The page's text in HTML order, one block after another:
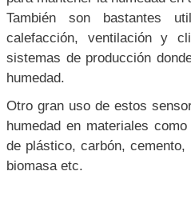
También son bastantes
calefacción, ventilación y
sistemas de producción
humedad.
Otro gran uso de estos
humedad en materiales
de plástico, carbón,
biomasa etc.